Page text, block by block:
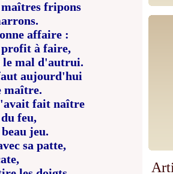
fripons
affaire :
profit à faire,
le mal d'autrui.
aujourd'hui
maître.
fait naître
feu,
jeu.
sa patte,